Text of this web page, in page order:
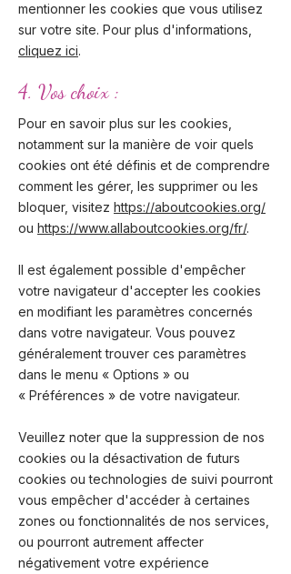
mentionner les cookies que vous utilisez
sur votre site. Pour plus d'informations,
cliquez ici.
4. Vos choix :
Pour en savoir plus sur les cookies,
notamment sur la manière de voir quels
cookies ont été définis et de comprendre
comment les gérer, les supprimer ou les
bloquer, visitez https://aboutcookies.org/
ou https://www.allaboutcookies.org/fr/.
Il est également possible d'empêcher
votre navigateur d'accepter les cookies
en modifiant les paramètres concernés
dans votre navigateur. Vous pouvez
généralement trouver ces paramètres
dans le menu « Options » ou
« Préférences » de votre navigateur.
Veuillez noter que la suppression de nos
cookies ou la désactivation de futurs
cookies ou technologies de suivi pourront
vous empêcher d'accéder à certaines
zones ou fonctionnalités de nos services,
ou pourront autrement affecter
négativement votre expérience